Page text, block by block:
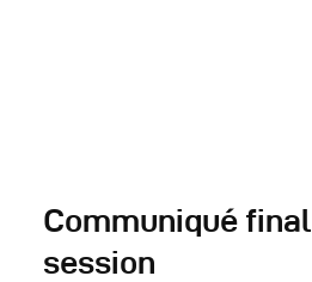
Communiqué final
session